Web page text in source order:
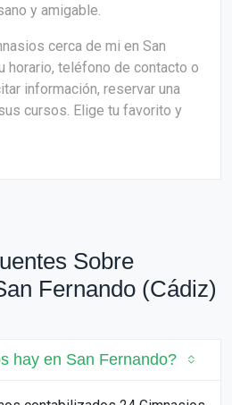
y amigable.
cerca de mi en San
horario, teléfono de contacto o
información, reservar una
cursos. Elige tu favorito y
Sobre
Fernando (Cádiz)
hay en San Fernando?